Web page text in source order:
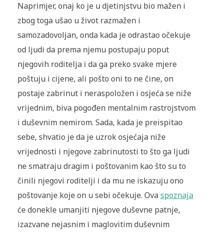
Naprimjer, onaj ko je u djetinjstvu bio mažen i
zbog toga ušao u život razmažen i
samozadovoljan, onda kada je odrastao očekuje
od ljudi da prema njemu postupaju poput
njegovih roditelja i da ga preko svake mjere
poštuju i cijene, ali pošto oni to ne čine, on
postaje zabrinut i neraspoložen i osjeća se niže
vrijednim, biva pogođen mentalnim rastrojstvom
i duševnim nemirom. Sada, kada je preispitao
sebe, shvatio je da je uzrok osjećaja niže
vrijednosti i njegove zabrinutosti to što ga ljudi
ne smatraju dragim i poštovanim kao što su to
činili njegovi roditelji i da mu ne iskazuju ono
poštovanje koje on u sebi očekuje. Ovaspoznaja
će donekle umanjiti njegove duševne patnje,
izazvane nejasnim i maglovitim duševnim